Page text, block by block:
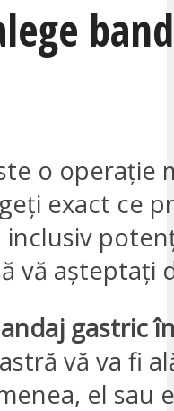
o operație
exact ce
vă așteptați
gastric
vă va fi
el sau